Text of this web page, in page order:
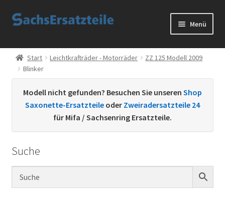
Zur
Zum
Menü
Start
AGB
Datenschutzerklärung
Kontakt
Sachs Ersatzteile
Start Leichtkrafträder - Motorräder
ZZ 125 Modell 2009
Blinker
Modell nicht gefunden? Besuchen Sie unseren Shop
Saxonette-Ersatzteile oder Zweiradersatzteile 24
für Mifa / Sachsenring Ersatzteile.
Suche